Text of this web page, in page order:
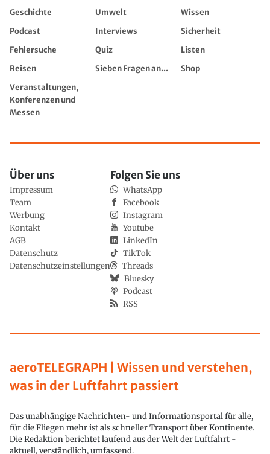
Geschichte Umwelt
Wissen
Podcast
Interviews
Sicherheit
Fehlersuche
Quiz
Listen
Reisen
Sieben Fragen an...
Shop
Veranstaltungen,
Konferenzen und
Messen
aeroTELEGRAPH | Wissen und verstehen,
was in der Luftfahrt passiert
Das unabhängige Nachrichten- und Informationsportal für alle,
für die Fliegen mehr ist als schneller Transport über Kontinente.
Die Redaktion berichtet laufend aus der Welt der Luftfahrt -
aktuell, verständlich, umfassend.
Über uns
Impressum
Team
Werbung
Kontakt
AGB
Datenschutz
Datenschutzeinstellungen
Folgen Sie uns
WhatsApp
Facebook
Instagram
Youtube
LinkedIn
TikTok
Threads
Bluesky
Podcast
RSS